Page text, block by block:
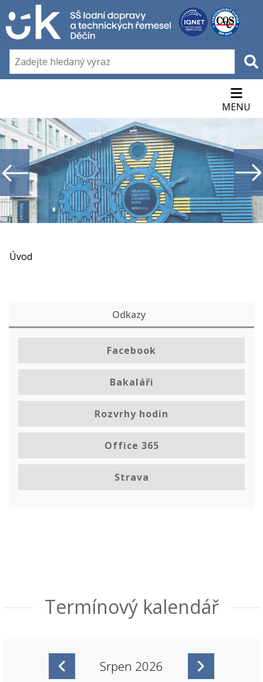
MENU
Úvod
Odkazy
Facebook
Bakaláři
Rozvrhy hodin
Office 365
Strava
Termínový kalendář
Srpen 2026